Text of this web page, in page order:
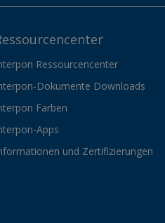
Ressourcencenter
Dokumente Downloads
Farben
Apps
und Zertifizierungen